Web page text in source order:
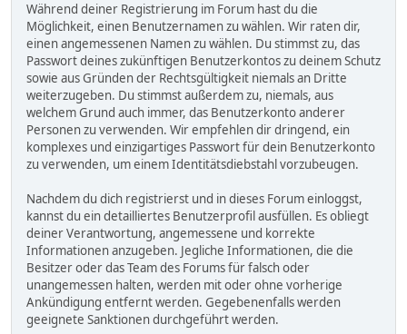
Während deiner Registrierung im Forum hast du die
Möglichkeit, einen Benutzernamen zu wählen. Wir raten dir,
einen angemessenen Namen zu wählen. Du stimmst zu, das
Passwort deines zukünftigen Benutzerkontos zu deinem Schutz
sowie aus Gründen der Rechtsgültigkeit niemals an Dritte
weiterzugeben. Du stimmst außerdem zu, niemals, aus
welchem Grund auch immer, das Benutzerkonto anderer
Personen zu verwenden. Wir empfehlen dir dringend, ein
komplexes und einzigartiges Passwort für dein Benutzerkonto
zu verwenden, um einem Identitätsdiebstahl vorzubeugen.
Nachdem du dich registrierst und in dieses Forum einloggst,
kannst du ein detailliertes Benutzerprofil ausfüllen. Es obliegt
deiner Verantwortung, angemessene und korrekte
Informationen anzugeben. Jegliche Informationen, die die
Besitzer oder das Team des Forums für falsch oder
unangemessen halten, werden mit oder ohne vorherige
Ankündigung entfernt werden. Gegebenenfalls werden
geeignete Sanktionen durchgeführt werden.